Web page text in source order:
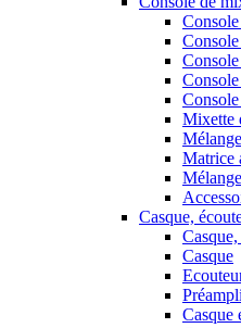
Mixette
Matrice
Casque,
Casque
Casque